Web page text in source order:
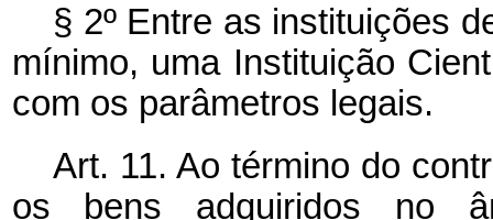
§ 2º Entre as instituições
mínimo, uma Instituição
com os parâmetros legais.
Art. 11. Ao término do
os bens adquiridos no